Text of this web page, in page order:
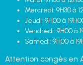
Mercredi: 9H30 à
Jeudi: 9H00 à
Vendredi: 9H00 à
Samedi: 9H00 à
Attention congès en